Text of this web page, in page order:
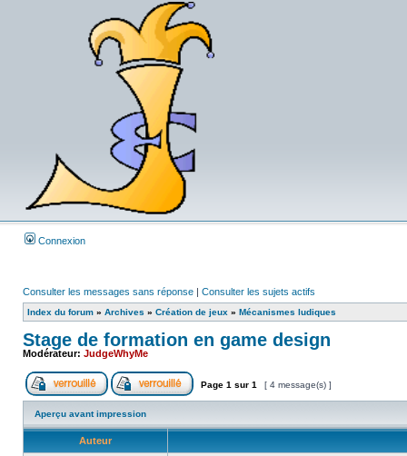
Connexion
Consulter les messages sans réponse | Consulter les sujets actifs
Index du forum » Archives » Création de jeux » Mécanismes ludiques
Stage de formation en game design
Modérateur: JudgeWhyMe
Page 1 sur 1 [ 4 message(s) ]
Aperçu avant impression
Auteur